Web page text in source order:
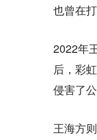
也曾在
2022年
后，彩
侵害了
王海方